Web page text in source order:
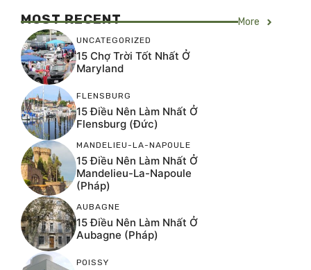
MOST RECENT More
UNCATEGORIZED
15 Chợ Trời Tốt Nhất Ở
Maryland
FLENSBURG
15 Điều Nên Làm Nhất Ở
Flensburg (Đức)
MANDELIEU-LA-NAPOULE
15 Điều Nên Làm Nhất Ở
Mandelieu-La-Napoule
(Pháp)
AUBAGNE
15 Điều Nên Làm Nhất Ở
Aubagne (Pháp)
POISSY